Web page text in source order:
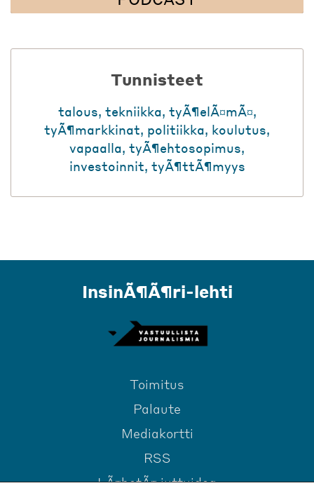
Tunnisteet
talous, tekniikka, tyÃ¶elÃ¤mÃ¤,
tyÃ¶markkinat, politiikka, koulutus,
vapaalla, tyÃ¶ehtosopimus,
investoinnit, tyÃ¶ttÃ¶myys
InsinÃ¶Ã¶ri-lehti
Toimitus
Palaute
Mediakortti
RSS
LÃ¤hetÃ¤ juttuidea